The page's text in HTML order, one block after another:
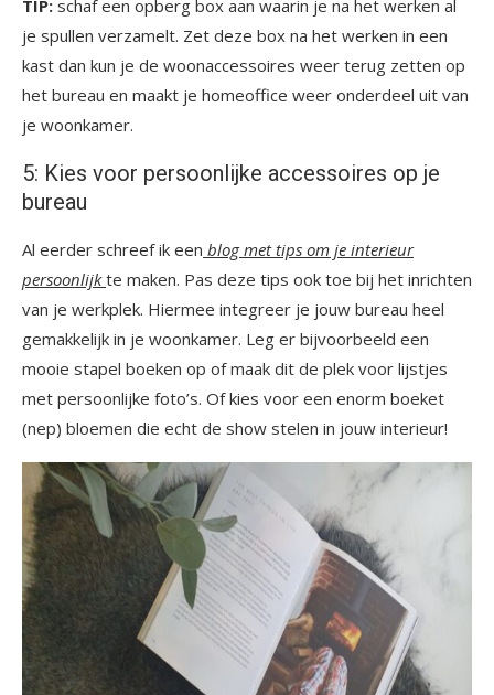
TIP: schaf een opberg box aan waarin je na het werken al
je spullen verzamelt. Zet deze box na het werken in een
kast dan kun je de woonaccessoires weer terug zetten op
het bureau en maakt je homeoffice weer onderdeel uit van
je woonkamer.
5: Kies voor persoonlijke accessoires op je
bureau
Al eerder schreef ik een blog met tips om je interieur
persoonlijk te maken. Pas deze tips ook toe bij het inrichten
van je werkplek. Hiermee integreer je jouw bureau heel
gemakkelijk in je woonkamer. Leg er bijvoorbeeld een
mooie stapel boeken op of maak dit de plek voor lijstjes
met persoonlijke foto’s. Of kies voor een enorm boeket
(nep) bloemen die echt de show stelen in jouw interieur!